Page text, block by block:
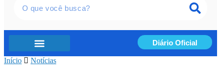
Diário Oficial
Início Notícias